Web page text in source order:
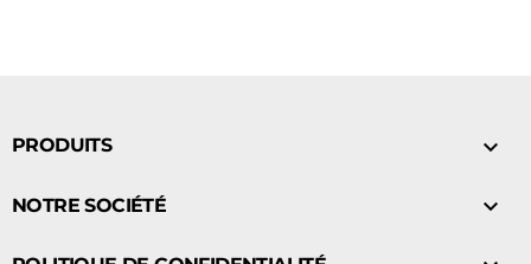
PRODUITS 
NOTRE SOCIÉTÉ 